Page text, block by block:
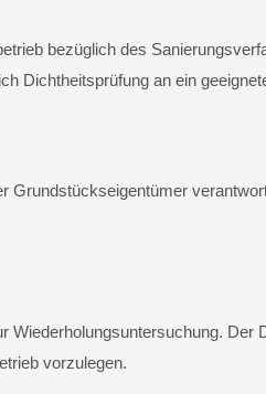
bezüglich des
Dichtheitsprüfung an ein
Grundstückseigentümer
Der
vorzulegen.